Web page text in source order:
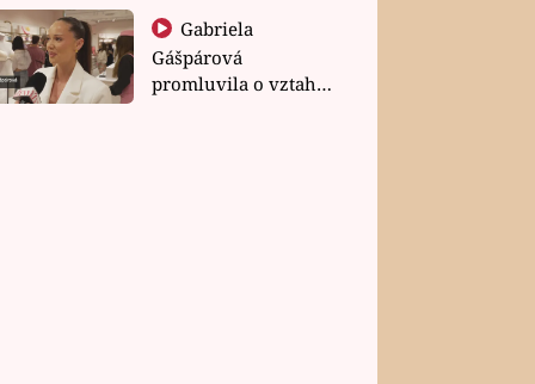
Gabriela
Gášpárová
promluvila o vztahu